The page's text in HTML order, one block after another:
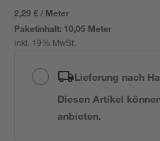
2,29 € / Meter
Paketinhalt: 10,05 Meter
inkl. 19% MwSt.
Lieferung nach
Diesen Artikel
anbieten.